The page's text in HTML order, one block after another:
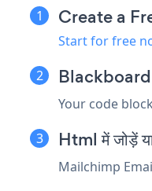
Create a
Start for free
Blackboard
Your code
Html में जोड़ें
Mailchimp